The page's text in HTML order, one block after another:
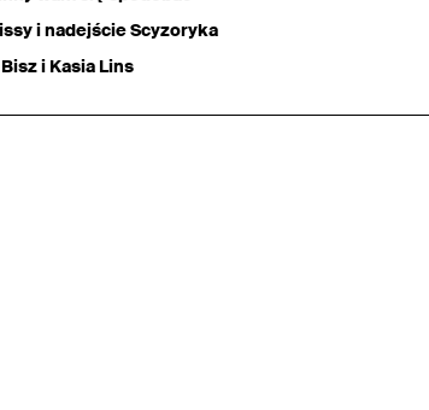
i nadejście Scyzoryka
i Kasia Lins